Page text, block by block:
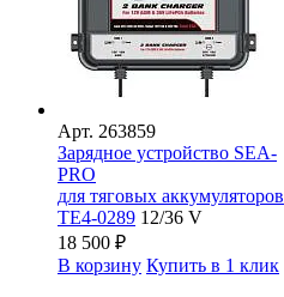
Арт. 263859
Зарядное устройство SEA-
PRO
для тяговых аккумуляторов
ТЕ4-0289 12/36 V
18 500 ₽
В корзину Купить в 1 клик